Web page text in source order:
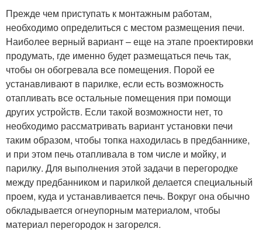
Прежде чем приступать к монтажным работам,
необходимо определиться с местом размещения печи.
Наиболее верный вариант – еще на этапе проектировки
продумать, где именно будет размещаться печь так,
чтобы он обогревала все помещения. Порой ее
устанавливают в парилке, если есть возможность
отапливать все остальные помещения при помощи
других устройств. Если такой возможности нет, то
необходимо рассматривать вариант установки печи
таким образом, чтобы топка находилась в предбаннике,
и при этом печь отапливала в том числе и мойку, и
парилку. Для выполнения этой задачи в перегородке
между предбанником и парилкой делается специальный
проем, куда и устанавливается печь. Вокруг она обычно
обкладывается огнеупорным материалом, чтобы
материал перегородок н загорелся.